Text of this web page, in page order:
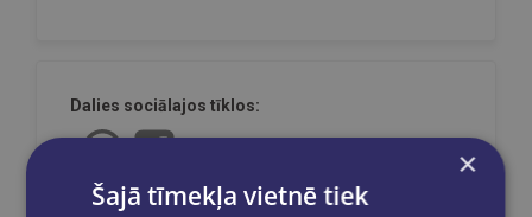
Dalies sociālajos tīklos:
×
Šajā tīmekļa vietnē tiek